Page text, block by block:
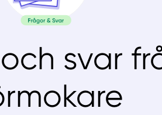
svar